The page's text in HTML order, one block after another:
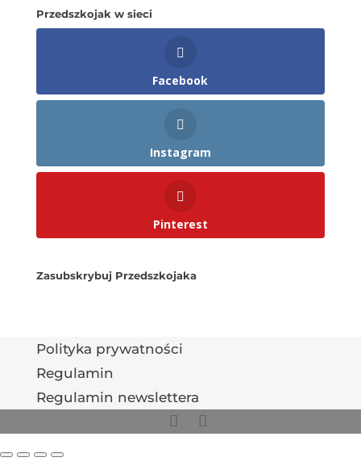
Przedszkojak w sieci
Facebook
Instagram
Pinterest
Zasubskrybuj Przedszkojaka
Polityka prywatności
Regulamin
Regulamin newslettera